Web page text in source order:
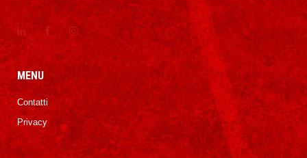
MENU
Contatti
Privacy